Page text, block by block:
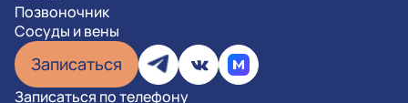
Позвоночник
Сосуды и вены
Записаться
Записаться по телефону